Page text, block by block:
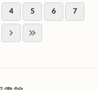
4 5 6 7